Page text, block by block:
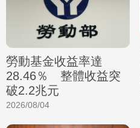
勞動基金收益率達
28.46％ 整體收益突
破2.2兆元
2026/08/04